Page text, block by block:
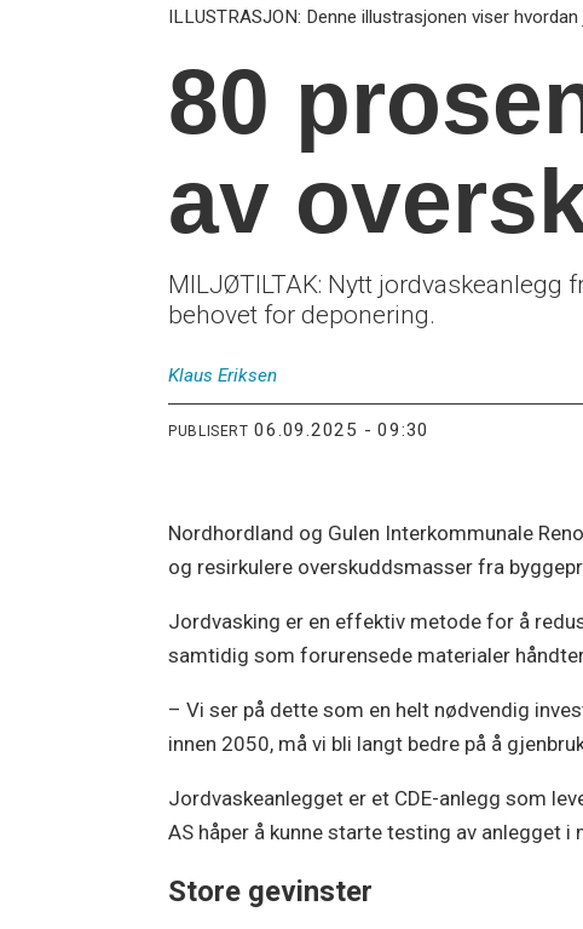
ILLUSTRASJON: Denne illustrasjonen viser
80
av
MILJØTILTAK: Nytt jordvaskeanlegg
behovet for deponering.
Klaus Eriksen
PUBLISERT 06.09.2025 - 09:30
Nordhordland og Gulen Interkommunale
og resirkulere overskuddsmasser fra
Jordvasking er en effektiv metode for å
samtidig som forurensede materialer
– Vi ser på dette som en helt nødvendig
innen 2050, må vi bli langt bedre på å
Jordvaskeanlegget er et CDE-anlegg som
AS håper å kunne starte testing av anlegget i
Store gevinster